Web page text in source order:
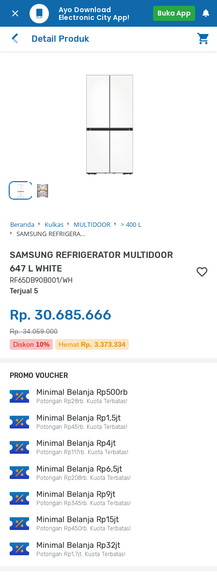
Ayo Download
Electronic City App!
Buka App
Detail Produk
Beranda Kulkas MULTIDOOR
> 400 L
SAMSUNG REFRIGERA…
SAMSUNG REFRIGERATOR MULTIDOOR
647 L WHITE
RF65DB90B001/WH
Terjual 5
Rp. 30.685.666
Rp. 34.059.000
Diskon 10% Hemat Rp. 3.373.334
PROMO VOUCHER
Minimal Belanja Rp500rb
Potongan Rp28rb. Kuota Terbatas!
Minimal Belanja Rp1,5jt
Potongan Rp45rb. Kuota Terbatas!
Minimal Belanja Rp4jt
Potongan Rp117rb. Kuota Terbatas!
Minimal Belanja Rp6,5jt
Potongan Rp208rb. Kuota Terbatas!
Minimal Belanja Rp9jt
Potongan Rp345rb. Kuota Terbatas!
Minimal Belanja Rp15jt
Potongan Rp450rb. Kuota Terbatas!
Minimal Belanja Rp32jt
Potongan Rp1,7jt. Kuota Terbatas!